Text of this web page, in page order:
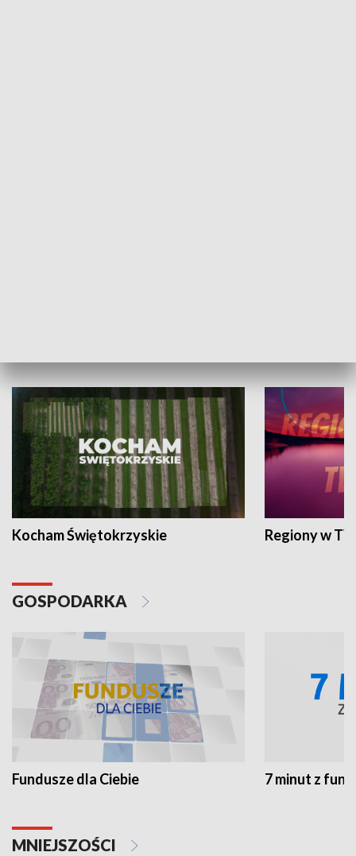
Kocham Świętokrzyskie Regiony w
GOSPODARKA
Fundusze dla Ciebie 7 minut z
MNIEJSZOŚCI